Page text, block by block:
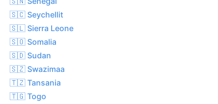
🇸🇨 Seychellit
🇸🇱 Sierra Leone
🇸🇴 Somalia
🇸🇩 Sudan
🇸🇿 Swazimaa
🇹🇿 Tansania
🇹🇬 Togo